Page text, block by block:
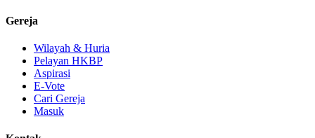
Gereja
Wilayah & Huria
Pelayan HKBP
Aspirasi
E-Vote
Cari Gereja
Masuk